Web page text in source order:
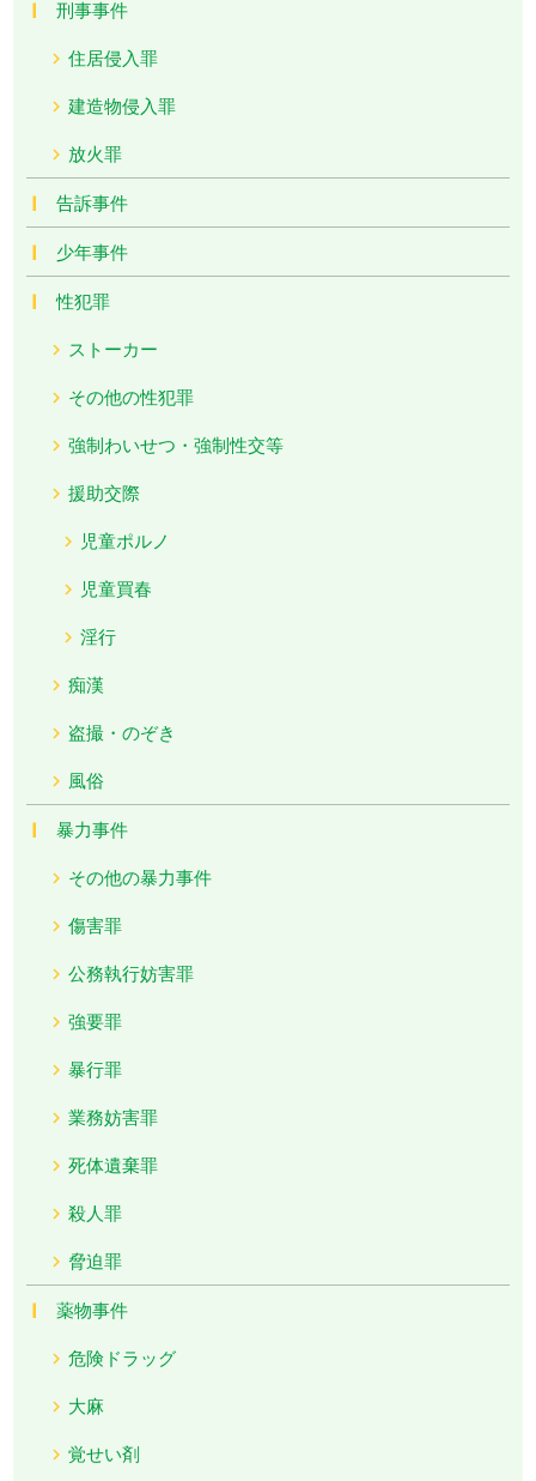
刑事事件
住居侵入罪
建造物侵入罪
放火罪
告訴事件
少年事件
性犯罪
ストーカー
その他の性犯罪
強制わいせつ・強制性交等
援助交際
児童ポルノ
児童買春
淫行
痴漢
盗撮・のぞき
風俗
暴力事件
その他の暴力事件
傷害罪
公務執行妨害罪
強要罪
暴行罪
業務妨害罪
死体遺棄罪
殺人罪
脅迫罪
薬物事件
危険ドラッグ
大麻
覚せい剤